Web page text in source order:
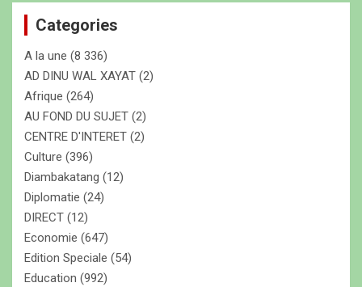
e
c
h
e
r
Categories
A la une (8 336)
AD DINU WAL XAYAT (2)
Afrique (264)
AU FOND DU SUJET (2)
CENTRE D'INTERET (2)
Culture (396)
Diambakatang (12)
Diplomatie (24)
DIRECT (12)
Economie (647)
Edition Speciale (54)
Education (992)